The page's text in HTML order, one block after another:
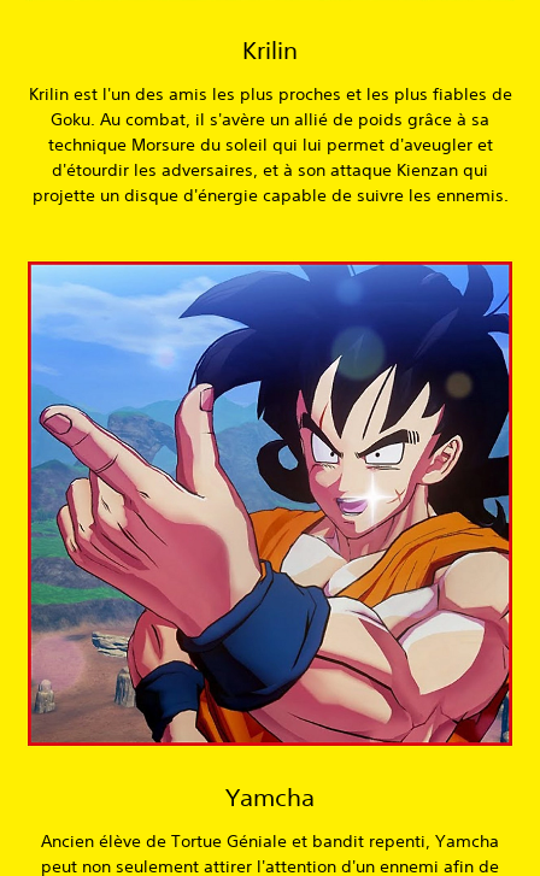
Krilin
Krilin est l'un des amis les plus proches et les plus fiables de
Goku. Au combat, il s'avère un allié de poids grâce à sa
technique Morsure du soleil qui lui permet d'aveugler et
d'étourdir les adversaires, et à son attaque Kienzan qui
projette un disque d'énergie capable de suivre les ennemis.
Yamcha
Ancien élève de Tortue Géniale et bandit repenti, Yamcha
peut non seulement attirer l'attention d'un ennemi afin de